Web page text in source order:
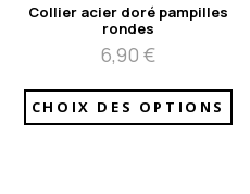
Collier acier doré pampilles
rondes
6,90€
CHOIX DES OPTIONS